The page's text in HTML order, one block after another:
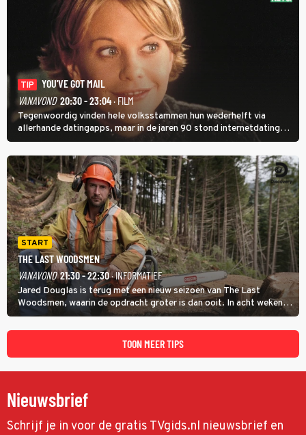
TIP
YOU'VE GOT MAIL
VANAVOND 20:30 - 23:04· FILM
Tegenwoordig vinden hele volksstammen hun wederhelft via
allerhande datingapps, maar in de jaren 90 stond internetdating
nog in de kinderschoenen. In de film You've Got Mail zie je dat
terug.
START
THE LAST WOODSMEN
VANAVOND 21:30 - 22:30· INFORMATIEF
Jared Douglas is terug met een nieuw seizoen van The Last
Woodsmen, waarin de opdracht groter is dan ooit. In acht weken
tijd probeert hij een miljoen dollar bij elkaar te vergaren om de
toekomst van het houthakkersbedrijf te verzekeren.
TOON MEER TIPS
Nieuwsbrief
Schrijf je in voor de gratis TVgids.nl nieuwsbrief en